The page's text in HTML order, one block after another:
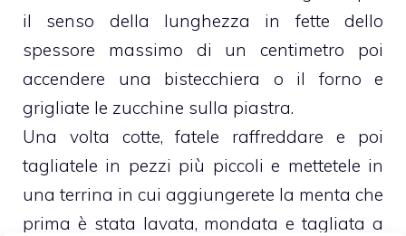
il senso della lunghezza in fette dello
spessore massimo di un centimetro poi
accendere una bistecchiera o il forno e
grigliate le zucchine sulla piastra.
Una volta cotte, fatele raffreddare e poi
tagliatele in pezzi più piccoli e mettetele in
una terrina in cui aggiungerete la menta che
prima è stata lavata, mondata e tagliata a